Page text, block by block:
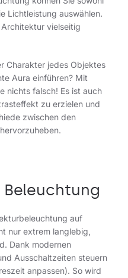
Lichtleistung auswählen.
vielseitig
Charakter jedes Objektes
Aura einführen? Mit
nichts falsch! Es ist auch
zu erzielen und
zwischen den
auf
nur extrem langlebig,
Dank modernen
Ausschaltzeiten steuern
anpassen). So wird